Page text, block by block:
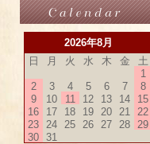
2026年8月
日
月 火 水 木 金
土
1
2
3 4 5 6 7
8
9
10 11 12 13 14
15
16
17 18 19 20 21
22
23
24 25 26 27 28
29
30
31